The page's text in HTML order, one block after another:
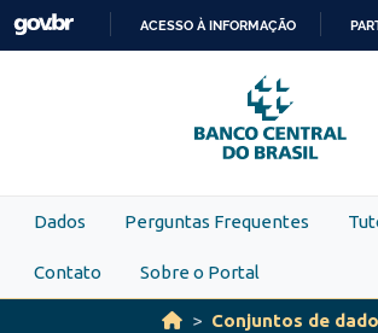
Skip to main content
PARA
O
CONTEÚDO
ACESSO À INFORMAÇÃO
Dados Perguntas Frequentes
Contato Sobre o Portal
Conjuntos de